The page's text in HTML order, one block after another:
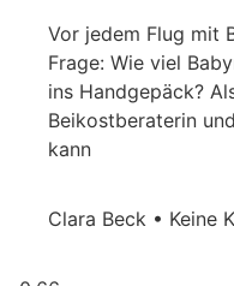
Vor jedem Flug mit
Frage: Wie viel
ins Handgepäck?
Beikostberaterin
kann
Clara Beck
Keine